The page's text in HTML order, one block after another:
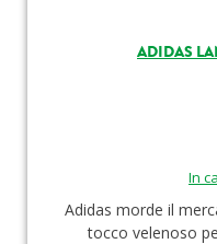
ADIDAS
In
Adidas morde il
tocco velenoso